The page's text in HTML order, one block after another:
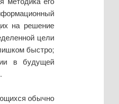
на решение
цели
быстро;
в будущей
обычно